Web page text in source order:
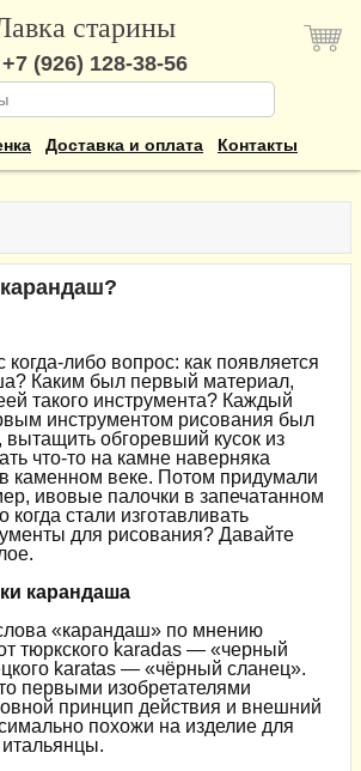
старины
+7 (926) 128-38-56
Доставка и оплата Контакты
когда-либо вопрос: как появляется
Каким был первый материал,
такого инструмента? Каждый
инструментом рисования был
вытащить обгоревший кусок из
что-то на камне наверняка
каменном веке. Потом придумали
ивовые палочки в запечатанном
когда стали изготавливать
для рисования? Давайте
карандаша
«карандаш» по мнению
тюркского karadas — «черный
karatas — «чёрный сланец».
первыми изобретателями
принцип действия и внешний
похожи на изделие для